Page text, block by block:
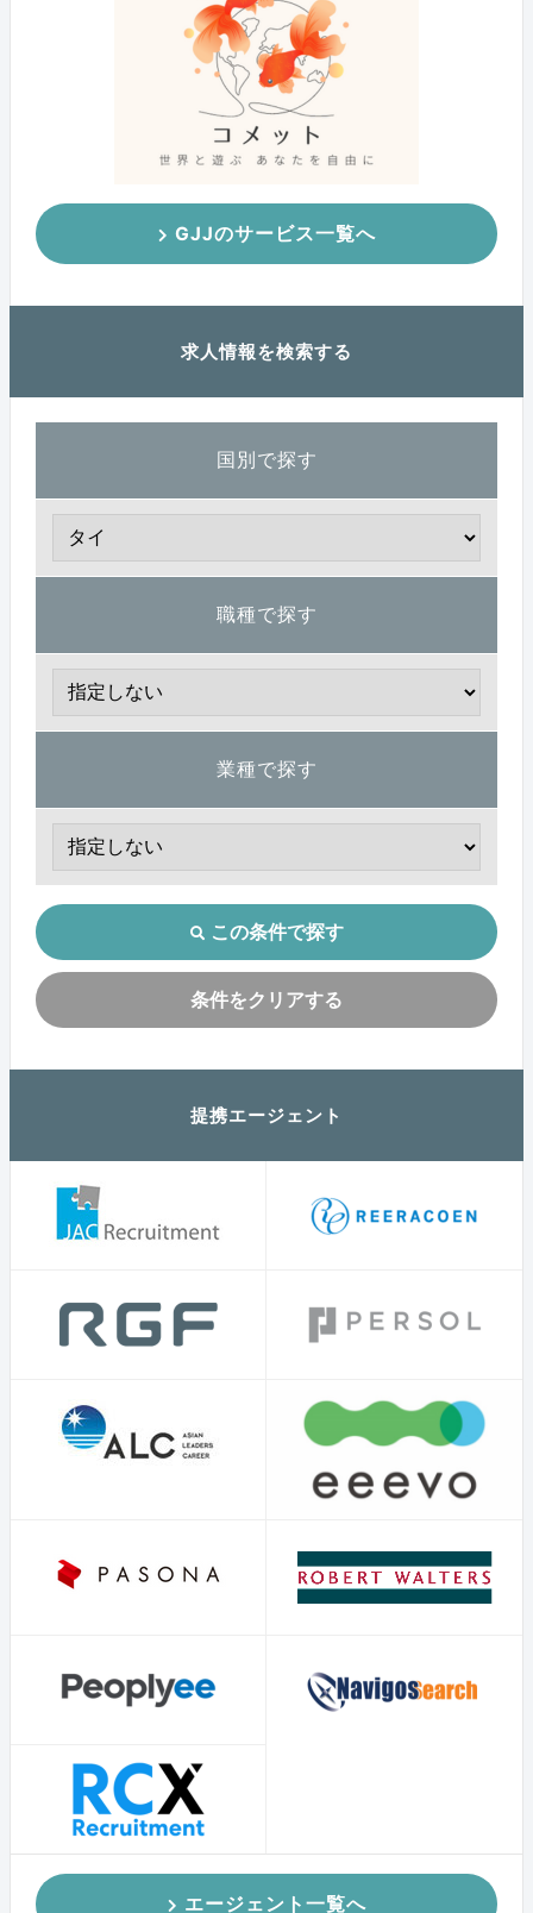
GJJのサービス一覧へ
求人情報を検索する
国別で探す
職種で探す
業種で探す
この条件で探す
条件をクリアする
提携エージェント
エージェント一覧へ